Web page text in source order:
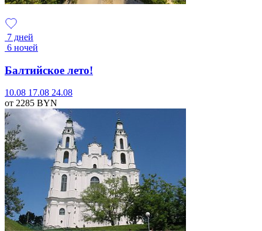
7 дней
6 ночей
Балтийское лето!
10.08 17.08 24.08
от 2285 BYN